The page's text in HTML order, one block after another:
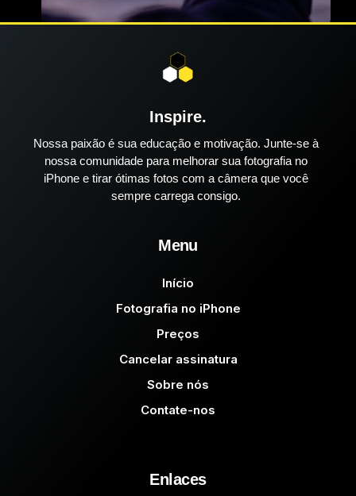
Inspire.
Nossa paixão é sua educação e motivação. Junte-se à
nossa comunidade para melhorar sua fotografia no
iPhone e tirar ótimas fotos com a câmera que você
sempre carrega consigo.
Menu
Início
Fotografia no iPhone
Preços
Cancelar assinatura
Sobre nós
Contate-nos
Enlaces